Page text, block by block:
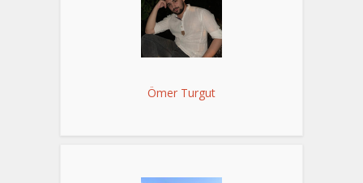
Ömer Turgut